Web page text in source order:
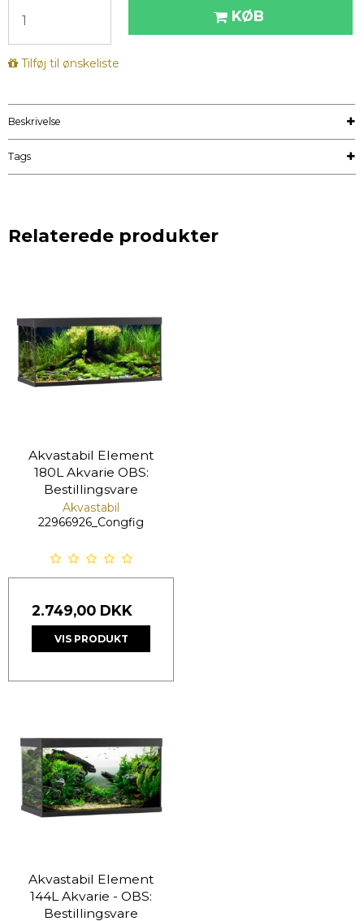
KØB
Tilføj til ønskeliste
Beskrivelse
Tags
Relaterede produkter
Akvastabil Element
180L Akvarie OBS:
Bestillingsvare
Akvastabil
22966926_Congfig
2.749,00 DKK
VIS PRODUKT
Akvastabil Element
144L Akvarie - OBS:
Bestillingsvare